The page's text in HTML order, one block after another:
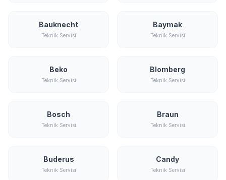
Bauknecht
Teknik Servisi
Baymak
Teknik Servisi
Beko
Teknik Servisi
Blomberg
Teknik Servisi
Bosch
Teknik Servisi
Braun
Teknik Servisi
Buderus
Teknik Servisi
Candy
Teknik Servisi